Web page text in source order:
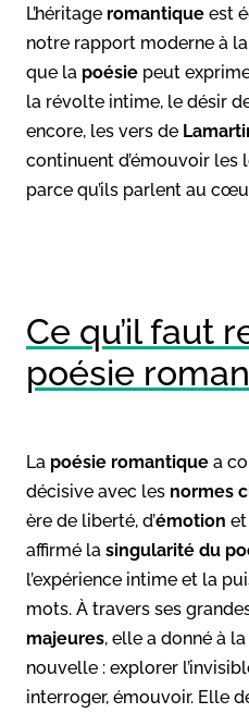
L’héritage romantique est
notre rapport moderne à la
que la poésie peut
la révolte intime, le désir
encore, les vers de
continuent d’émouvoir les
parce qu’ils parlent au
Ce qu’il faut
poésie
La poésie romantique a
décisive avec les normes
ère de liberté, d’émotion
affirmé la singularité du
l’expérience intime et la
mots. À travers ses
majeures, elle a donné à
nouvelle : explorer
interroger, émouvoir. Elle